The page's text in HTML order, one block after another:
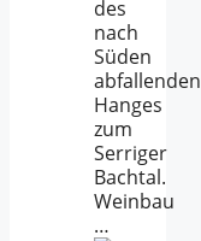
des
nach
Süden
abfallenden
Hanges
zum
Serriger
Bachtal.
Weinbau
…